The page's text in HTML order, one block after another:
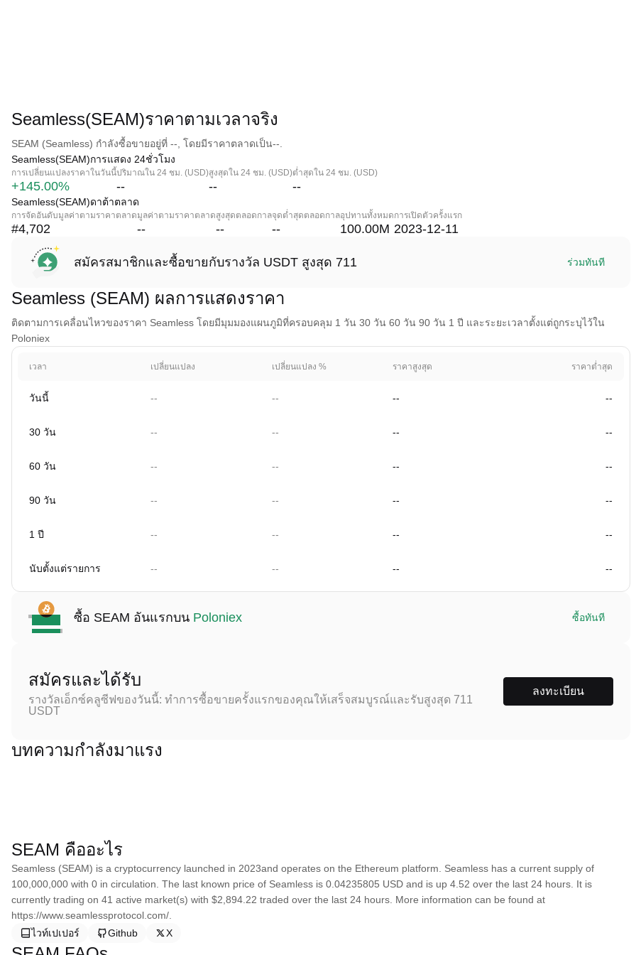
Seamless(SEAM)ราคาตามเวลาจริง
SEAM (Seamless) กำลังซื้อขายอยู่ที่ --, โดยมีราคาตลาดเป็น--.
Seamless(SEAM)การแสดง 24ชั่วโมง
การเปลี่ยนแปลงราคาในวันนี้
+145.00%
ปริมาณใน 24 ชม. (USD)
--
สูงสุดใน 24 ชม. (USD)
--
ต่ำสุดใน 24 ชม. (USD)
--
Seamless(SEAM)ดาต้าตลาด
การจัดอันดับมูลค่าตามราคาตลาด
#4,702
มูลค่าตามราคาตลาด
--
สูงสุดตลอดกาล
--
จุดต่ำสุดตลอดกาล
--
อุปทานทั้งหมด
100.00M
การเปิดตัวครั้งแรก
2023-12-11
สมัครสมาชิกและซื้อขายกับรางวัล USDT สูงสุด 711 ร่วมทันที
Seamless (SEAM) ผลการแสดงราคา
ติดตามการเคลื่อนไหวของราคา Seamless โดยมีมุมมองแผนภูมิที่ครอบคลุม 1 วัน 30 วัน 60 วัน 90 วัน 1 ปี และระยะเวลาตั้งแต่ถูกระบุไว้ใน
Poloniex
เวลา เปลี่ยนแปลง เปลี่ยนแปลง % ราคาสูงสุด ราคาต่ำสุด
วันนี้ -- -- -- --
30 วัน -- -- -- --
60 วัน -- -- -- --
90 วัน -- -- -- --
1 ปี -- -- -- --
นับตั้งแต่รายการ -- -- -- --
ซื้อ SEAM อันแรกบน Poloniex ซื้อทันที
สมัครและได้รับ
รางวัลเอ็กซ์คลูซีฟของวันนี้: ทำการซื้อขายครั้งแรกของคุณให้เสร็จสมบูรณ์และรับสูงสุด 711
USDT
ลงทะเบียน
บทความกำลังมาแรง
SEAM คืออะไร
Seamless (SEAM) is a cryptocurrency launched in 2023and operates on the Ethereum platform. Seamless has a current supply of
100,000,000 with 0 in circulation. The last known price of Seamless is 0.04235805 USD and is up 4.52 over the last 24 hours. It is
currently trading on 41 active market(s) with $2,894.22 traded over the last 24 hours. More information can be found at
https://www.seamlessprotocol.com/.
ไวท์เปเปอร์
Github X